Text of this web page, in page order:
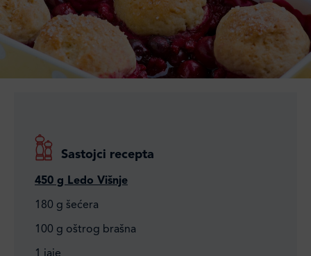
Sastojci recepta
450 g Ledo Višnje
180 g šećera
100 g oštrog brašna